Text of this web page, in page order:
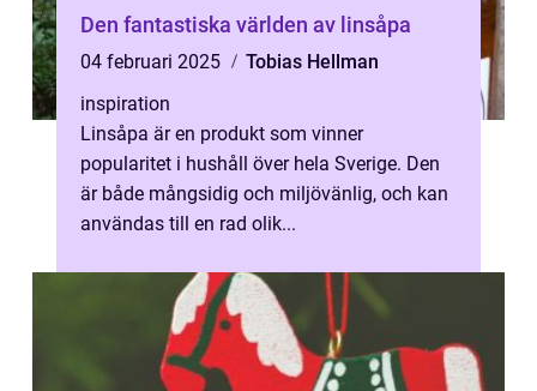
Den fantastiska världen av linsåpa
04 februari 2025
Tobias Hellman
inspiration
Linsåpa är en produkt som vinner
popularitet i hushåll över hela Sverige. Den
är både mångsidig och miljövänlig, och kan
användas till en rad olik...